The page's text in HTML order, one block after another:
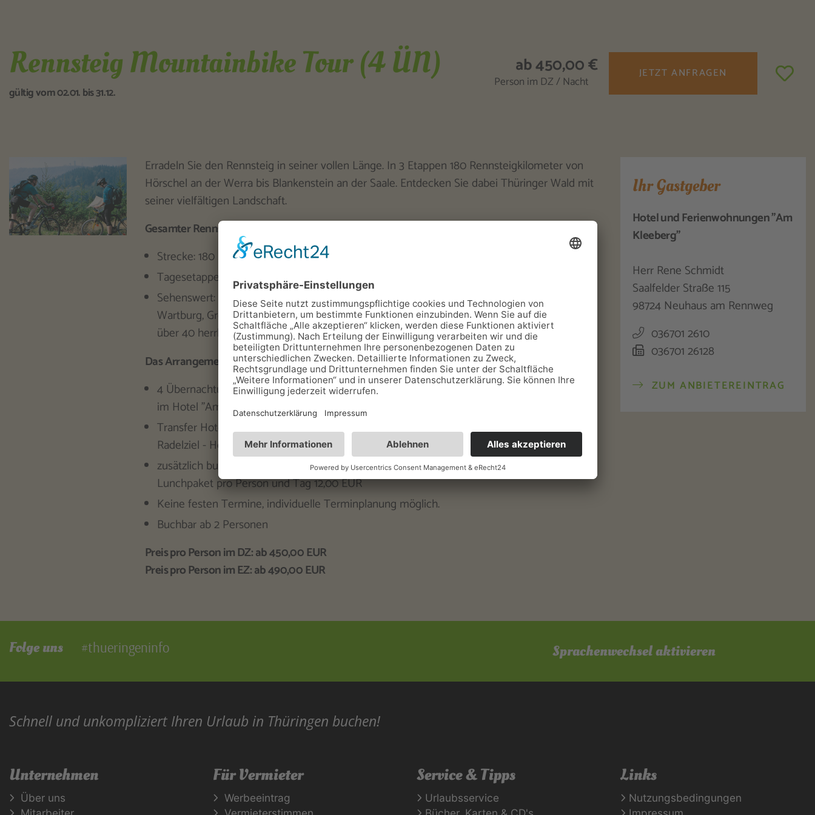
Rennsteig Mountainbike Tour (4 ÜN)
gültig vom 02.01. bis 31.12.
ab 450,00 €
Person im DZ / Nacht
JETZT ANFRAGEN
Erradeln Sie den Rennsteig in seiner vollen Länge. In 3 Etappen 180 Rennsteigkilometer von
Hörschel an der Werra bis Blankenstein an der Saale. Entdecken Sie dabei Thüringer Wald mit
seiner vielfältigen Landschaft.
Gesamter Rennsteig mit dem Mountainbike
Strecke: 180 km in 3 Etappen
Tagesetappen: ca. 60 km
Sehenswert:
Wartburg, Großer Inselsberg, Rennsteiggarten Oberhof, Rennsteigmuseum, Neustadt und
über 40 herrliche Aussichtspunkte entlang der Strecke
Das Arrangement beinhaltet:
4 Übernachtungen mit Frühstück
im Hotel "Am Kleeberg"
Transfer Hotel - Radelstart und
Radelziel - Hotel
zusätzlich buchbar:
Lunchpaket pro Person und Tag 12,00 EUR
Keine festen Termine, individuelle Terminplanung möglich.
Buchbar ab 2 Personen
Preis pro Person im DZ: ab 450,00 EUR
Preis pro Person im EZ: ab 490,00 EUR
Ihr Gastgeber
Hotel und Ferienwohnungen "Am
Kleeberg"
Herr Rene Schmidt
Saalfelder Straße 115
98724 Neuhaus am Rennweg
036701 2610
036701 26128
ZUM ANBIETEREINTRAG
Folge uns #thueringeninfo Sprachenwechsel aktivieren
Schnell und unkompliziert Ihren Urlaub in Thüringen buchen!
Unternehmen
Über uns
Für Vermieter
Werbeeintrag
Service & Tipps
Urlaubsservice
Links
Nutzungsbedingungen